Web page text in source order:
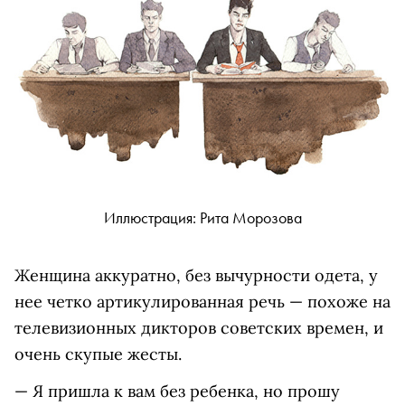
Иллюстрация: Рита Морозова
Женщина аккуратно, без вычурности одета, у
нее четко артикулированная речь — похоже на
телевизионных дикторов советских времен, и
очень скупые жесты.
— Я пришла к вам без ребенка, но прошу